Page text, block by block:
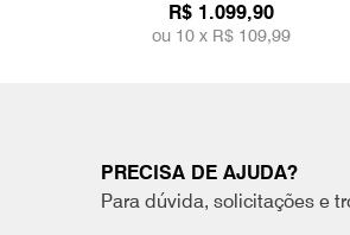
R$ 1.099,90
ou 10 x R$ 109,99
PRECISA DE AJUDA?
Para dúvida, solicitações e